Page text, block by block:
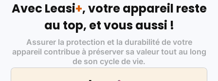
Avec Leasi+, votre appareil reste
au top, et vous aussi !
Assurer la protection et la durabilité de votre
appareil contribue à préserver sa valeur tout au long
de son cycle de vie.